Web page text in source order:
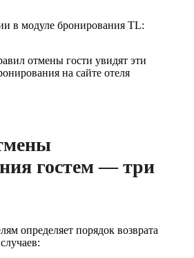
отмены гости увидят эти
на сайте отеля
гостем — три
определяет порядок возврата